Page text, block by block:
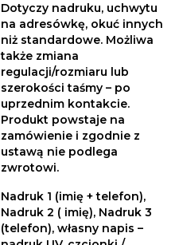
Dotyczy nadruku, uchwytu
na adresówkę, okuć innych
niż standardowe. Możliwa
także zmiana
regulacji/rozmiaru lub
szerokości taśmy – po
uprzednim kontakcie.
Produkt powstaje na
zamówienie i zgodnie z
ustawą nie podlega
zwrotowi.
Nadruk 1 (imię + telefon),
Nadruk 2 ( imię), Nadruk 3
(telefon), własny napis –